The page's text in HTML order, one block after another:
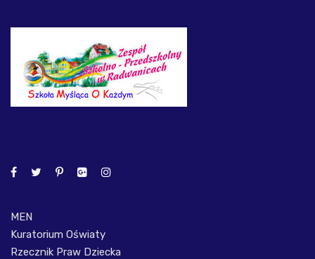
MEN
Kuratorium Oświaty
Rzecznik Praw Dziecka